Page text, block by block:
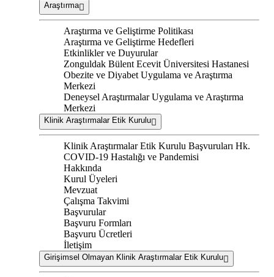
Araştırma
Araştırma ve Geliştirme Politikası
Araştırma ve Geliştirme Hedefleri
Etkinlikler ve Duyurular
Zonguldak Bülent Ecevit Üniversitesi Hastanesi
Obezite ve Diyabet Uygulama ve Araştırma
Merkezi
Deneysel Araştırmalar Uygulama ve Araştırma
Merkezi
Klinik Araştırmalar Etik Kurulu
Klinik Araştırmalar Etik Kurulu Başvuruları Hk.
COVID-19 Hastalığı ve Pandemisi
Hakkında
Kurul Üyeleri
Mevzuat
Çalışma Takvimi
Başvurular
Başvuru Formları
Başvuru Ücretleri
İletişim
Girişimsel Olmayan Klinik Araştırmalar Etik Kurulu